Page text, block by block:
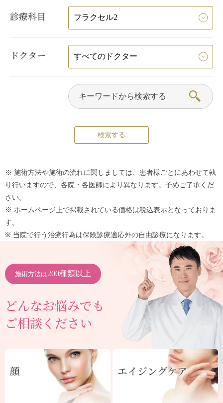
診療科目
ドクター
※ 施術方法や施術の流れに関しましては、患者様ごとにあわせて執
り行いますので、各院・各医師により異なります。予めご了承くだ
さい。
※ ホームページ上で掲載されている価格は税込表示となっておりま
す。
※ 当院で行う治療行為は保険診療適応外の自由診療になります。
施術方法は200種類以上
どんなお悩みでも
ご相談ください
顔 エイジングケア